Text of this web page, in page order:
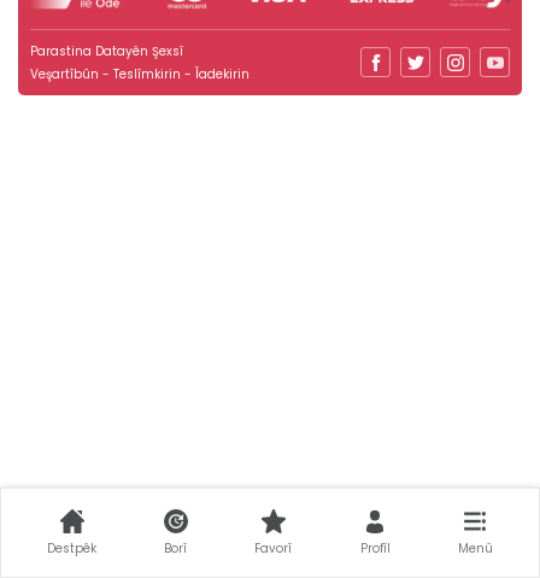
Parastina Datayên Şexsî
Veşartîbûn - Teslîmkirin - Îadekirin
Destpêk Borî Favorî Profîl Menû